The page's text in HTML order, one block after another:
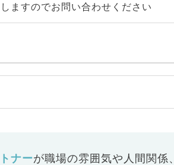
ますのでお問い合わせください
ナーが職場の雰囲気や人間関係、